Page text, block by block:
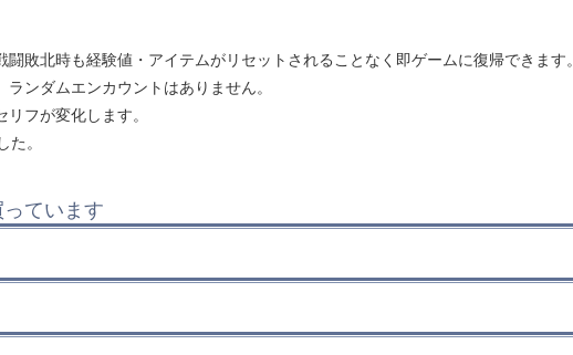
敗北時も経験値・アイテムがリセットされることなく即ゲームに復帰できます。
ンダムエンカウントはありません。
フが変化します。
。
ています